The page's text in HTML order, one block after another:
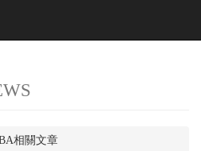
相關文章